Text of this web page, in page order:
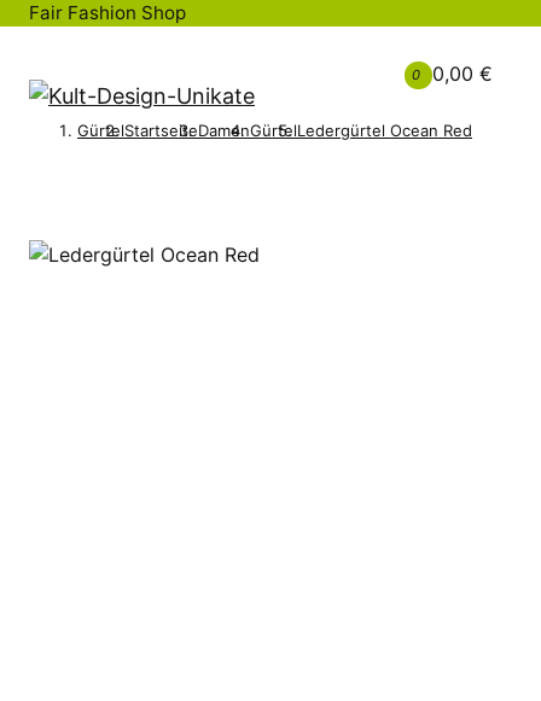
Fair Fashion Shop
0 0,00 €
GürtelStartseiteDamenGürtelLedergürtel Ocean Red